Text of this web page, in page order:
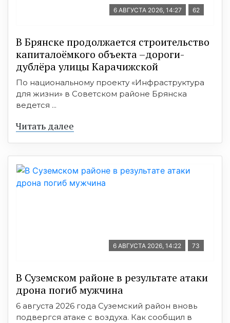
6 АВГУСТА 2026, 14:27 62
В Брянске продолжается строительство
капиталоёмкого объекта –дороги-
дублёра улицы Карачижской
По национальному проекту «Инфраструктура
для жизни» в Советском районе Брянска
ведется ...
Читать далее
6 АВГУСТА 2026, 14:22 73
В Суземском районе в результате атаки
дрона погиб мужчина
6 августа 2026 года Суземский район вновь
подвергся атаке с воздуха. Как сообщил в